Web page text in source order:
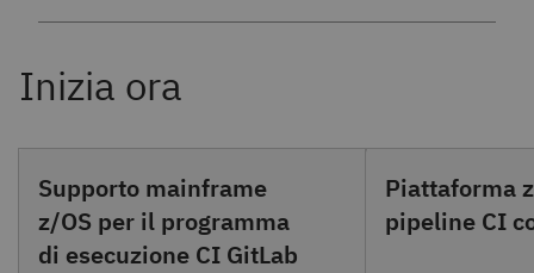
Supporto mainframe
z/OS per il programma
di esecuzione CI GitLab
Piattaforma
pipeline CI